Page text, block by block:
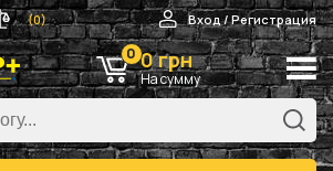
(0) Вход / Регистрация
0 0 грн
На сумму